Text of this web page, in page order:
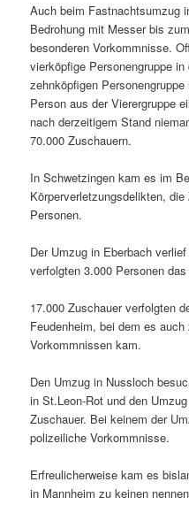
Auch beim Fastnachtsumzug
Bedrohung mit Messer bis
besonderen Vorkommnisse.
vierköpfige Personengruppe
zehnköpfigen
Person aus der Vierergruppe
nach derzeitigem Stand
70.000 Zuschauern.
In Schwetzingen kam es im
Körperverletzungsdelikten,
Personen.
Der Umzug in Eberbach
verfolgten 3.000 Personen
17.000 Zuschauer verfolgten
Feudenheim, bei dem es
Vorkommnissen kam.
Den Umzug in Nussloch
in St.Leon-Rot und den
Zuschauer. Bei keinem der
polizeiliche Vorkommnisse.
Erfreulicherweise kam es
in Mannheim zu keinen